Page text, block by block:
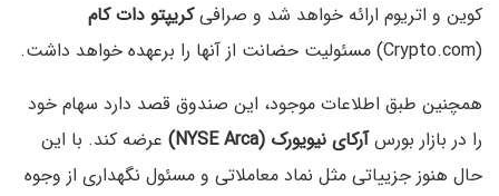
کوین و اتریوم ارائه خواهد شد و صرافیکریپتو دات کام
(Crypto.com) مسئولیت حضانت از آنها را برعهده خواهد داشت.
همچنین طبق اطلاعات موجود، این صندوق قصد دارد سهام خود
را در بازار بورسآر‌کای نیویورک (NYSE Arca)
عرضه کند. با این
حال هنوز جزییاتی مثل نماد معاملاتی و مسئول نگهداری از وجوه